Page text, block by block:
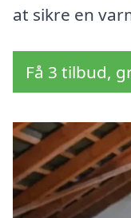
at sikre en
Få 3 tilbud,